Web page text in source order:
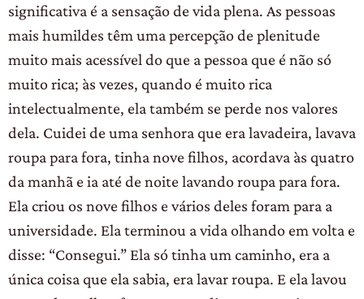
significativa é a sensação de vida plena. As pessoas
mais humildes têm uma percepção de plenitude
muito mais acessível do que a pessoa que é não só
muito rica; às vezes, quando é muito rica
intelectualmente, ela também se perde nos valores
dela. Cuidei de uma senhora que era lavadeira, lavava
roupa para fora, tinha nove filhos, acordava às quatro
da manhã e ia até de noite lavando roupa para fora.
Ela criou os nove filhos e vários deles foram para a
universidade. Ela terminou a vida olhando em volta e
disse: “Consegui.” Ela só tinha um caminho, era a
única coisa que ela sabia, era lavar roupa. E ela lavou